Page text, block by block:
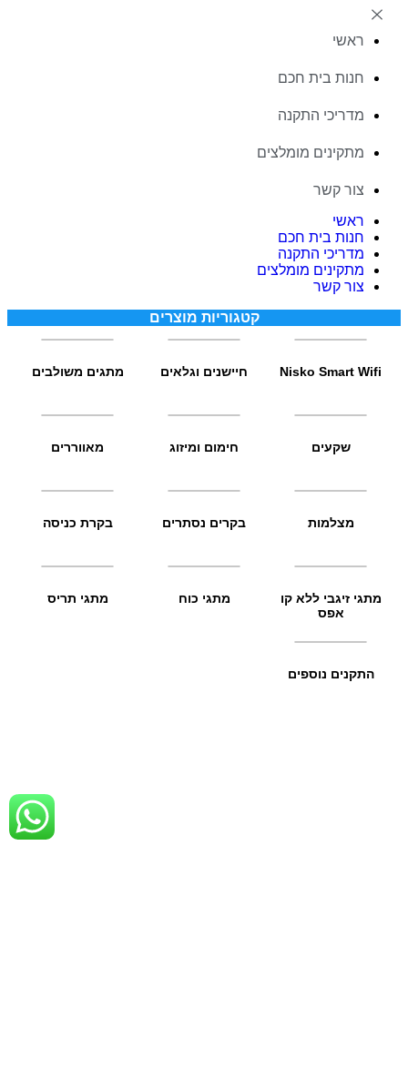
ראשי
חנות בית חכם
מדריכי התקנה
מתקינים מומלצים
צור קשר
ראשי
חנות בית חכם
מדריכי התקנה
מתקינים מומלצים
צור קשר
קטגוריות מוצרים
Nisko Smart Wifi חיישנים וגלאים מתגים משולבים
שקעים חימום ומיזוג מאווררים
מצלמות בקרים נסתרים בקרת כניסה
מתגי זיגבי ללא קו
אפס
מתגי כוח מתגי תריס
התקנים נוספים